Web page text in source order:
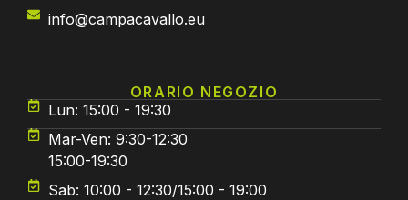
info@campacavallo.eu
ORARIO NEGOZIO
Lun: 15:00 - 19:30
Mar-Ven: 9:30-12:30
15:00-19:30
Sab: 10:00 - 12:30/15:00 - 19:00